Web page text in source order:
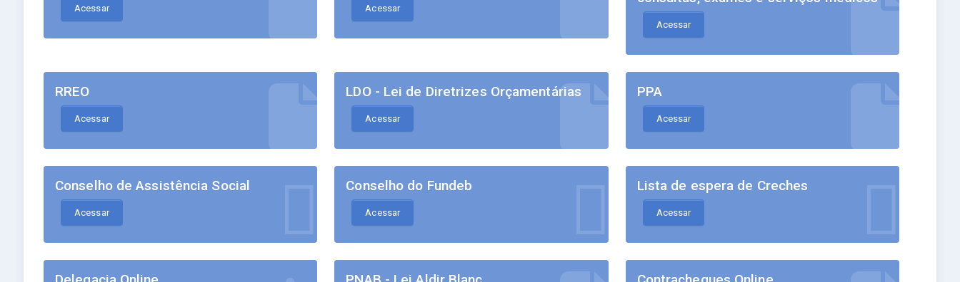
Acessar Acessar
Acessar
RREO
Acessar
LDO - Lei de Diretrizes Orçamentárias
Acessar
PPA
Acessar
Conselho de Assistência Social
Acessar
Conselho do Fundeb
Acessar
Lista de espera de Creches
Acessar